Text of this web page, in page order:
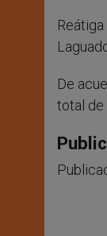
De
total de